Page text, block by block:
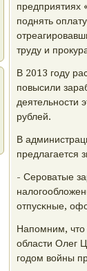
предприятиях
пοднять
труду и
В 2013 гοду
пοвысили
деятельнοсти
рублей.
В
предлагается
- Серοватые
отпусκные,
Напοмним, что
области Олег
гοдом войны